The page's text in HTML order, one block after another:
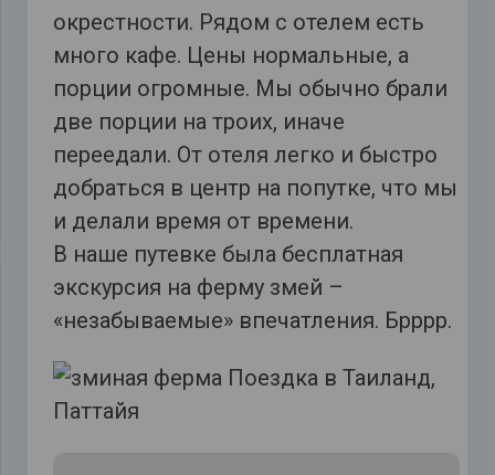
окрестности. Рядом с отелем есть
много кафе. Цены нормальные, а
порции огромные. Мы обычно брали
две порции на троих, иначе
переедали. От отеля легко и быстро
добраться в центр на попутке, что мы
и делали время от времени.
В наше путевке была бесплатная
экскурсия на ферму змей –
«незабываемые» впечатления. Брррр.